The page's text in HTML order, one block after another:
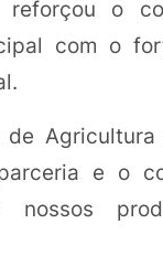
reforçou o
com o
de
e o
nossos